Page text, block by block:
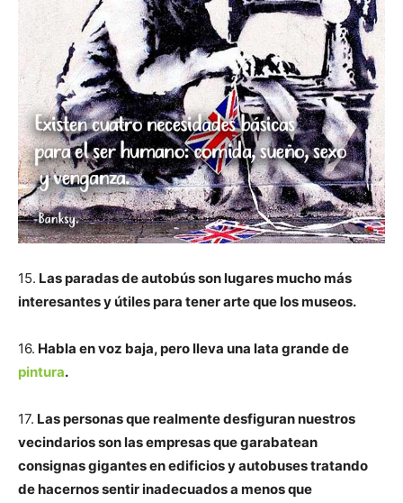
15. Las paradas de autobús son lugares mucho más
interesantes y útiles para tener arte que los museos.
16. Habla en voz baja, pero lleva una lata grande de
pintura.
17. Las personas que realmente desfiguran nuestros
vecindarios son las empresas que garabatean
consignas gigantes en edificios y autobuses tratando
de hacernos sentir inadecuados a menos que